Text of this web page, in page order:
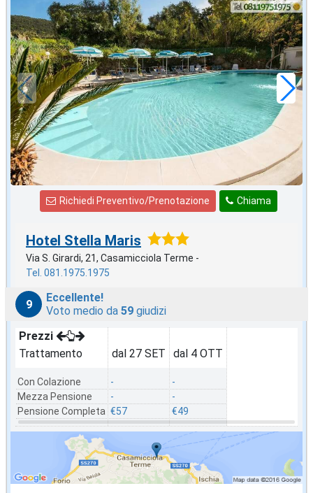
ottobre
in offerta da
€49,86
a notte
Chiama
Richiedi Preventivo/Prenotazione
Hotel Stella Maris
Via S. Girardi, 21, Casamicciola Terme -
Tel. 081.1975.1975
9
Eccellente!
Voto medio da 59 giudizi
Prezzi
Trattamento
Con Colazione
Mezza Pensione
Pensione Completa
dal 27 SET
-
-
€57
dal 4 OTT
-
-
€49